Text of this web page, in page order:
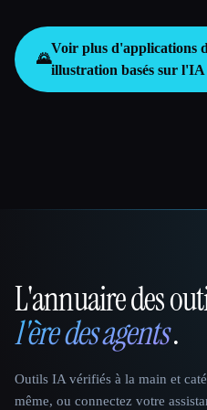
🌄
Voir plus d'applications
illustration basés sur l'IA
That AI Collection
L'annuaire des
l'ère des agents.
Outils IA vérifiés à la main et
même, ou connectez votre